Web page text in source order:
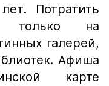
Потратить
только на
галерей,
Афиша
карте